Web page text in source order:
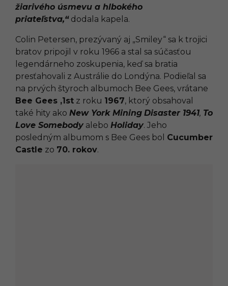
žiarivého úsmevu a hlbokého
priateľstva,“dodala kapela.
Colin Petersen, prezývaný aj „Smiley“ sa k trojici
bratov pripojil v roku 1966 a stal sa súčasťou
legendárneho zoskupenia, keď sa bratia
presťahovali z Austrálie do Londýna. Podieľal sa
na prvých štyroch albumoch Bee Gees, vrátane
Bee Gees ‚1st z roku 1967, ktorý obsahoval
také hity ako New York Mining Disaster 1941, To
Love Somebody alebo Holiday. Jeho
posledným albumom s Bee Gees bol Cucumber
Castle zo 70. rokov.